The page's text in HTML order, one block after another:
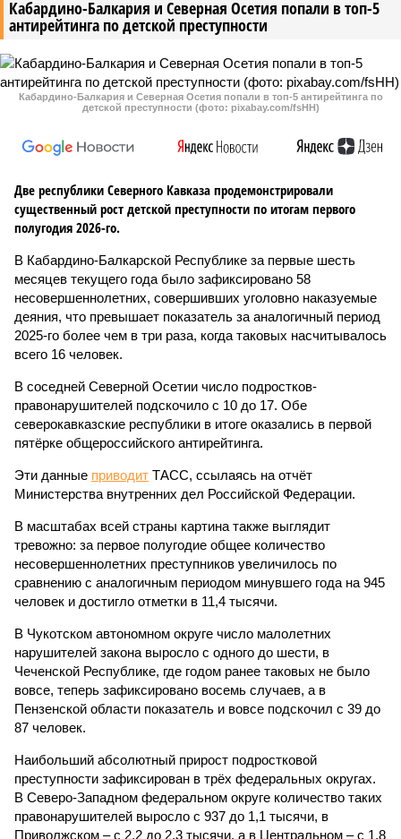
Кабардино-Балкария и Северная Осетия попали в топ-5
антирейтинга по детской преступности
Кабардино-Балкария и Северная Осетия попали в топ-5 антирейтинга по
детской преступности (фото: pixabay.com/fsHH)
Две республики Северного Кавказа продемонстрировали
существенный рост детской преступности по итогам первого
полугодия 2026-го.
В Кабардино-Балкарской Республике за первые шесть
месяцев текущего года было зафиксировано 58
несовершеннолетних, совершивших уголовно наказуемые
деяния, что превышает показатель за аналогичный период
2025-го более чем в три раза, когда таковых насчитывалось
всего 16 человек.
В соседней Северной Осетии число подростков-
правонарушителей подскочило с 10 до 17. Обе
северокавказские республики в итоге оказались в первой
пятёрке общероссийского антирейтинга.
Эти данные приводит ТАСС, ссылаясь на отчёт
Министерства внутренних дел Российской Федерации.
В масштабах всей страны картина также выглядит
тревожно: за первое полугодие общее количество
несовершеннолетних преступников увеличилось по
сравнению с аналогичным периодом минувшего года на 945
человек и достигло отметки в 11,4 тысячи.
В Чукотском автономном округе число малолетних
нарушителей закона выросло с одного до шести, в
Чеченской Республике, где годом ранее таковых не было
вовсе, теперь зафиксировано восемь случаев, а в
Пензенской области показатель и вовсе подскочил с 39 до
87 человек.
Наибольший абсолютный прирост подростковой
преступности зафиксирован в трёх федеральных округах.
В Северо-Западном федеральном округе количество таких
правонарушителей выросло с 937 до 1,1 тысячи, в
Приволжском – с 2,2 до 2,3 тысячи, а в Центральном – с 1,8